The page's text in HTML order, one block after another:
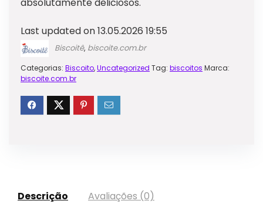
absolutamente deliciosos.
Last updated on 13.05.2026 19:55
Biscoitê, biscoite.com.br
Categorias: Biscoito,Uncategorized Tag: biscoitos Marca:
biscoite.com.br
Descrição Avaliações (0)